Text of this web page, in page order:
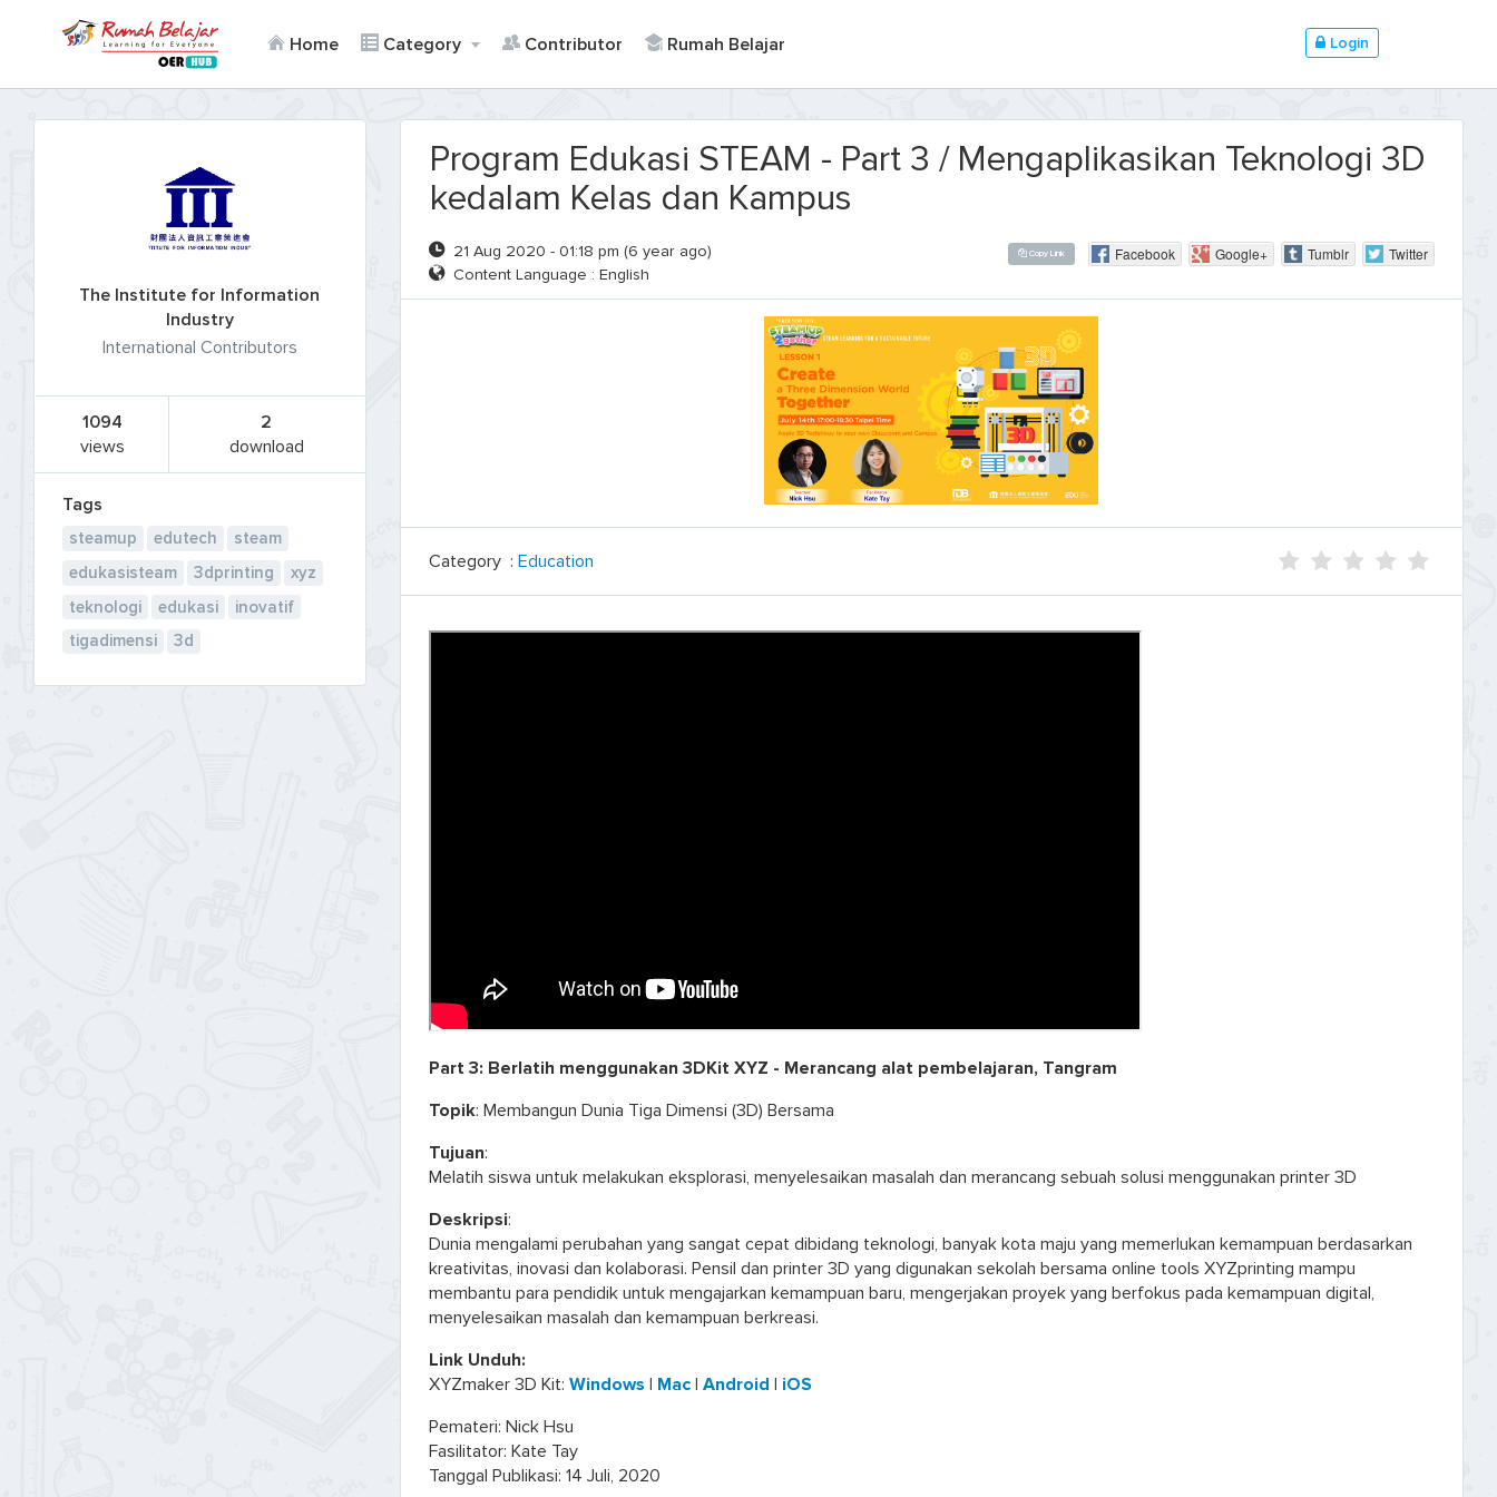
Home Category Contributor Rumah Belajar Login
The Institute for Information
Industry
International Contributors
1094
views
2
download
Tags
steamup edutech
steam
edukasisteam
3dprinting
xyz
teknologi
edukasi
inovatif
tigadimensi
3d
Program Edukasi STEAM - Part 3 / Mengaplikasikan Teknologi 3D
kedalam Kelas dan Kampus
21 Aug 2020 - 01:18 pm (6 year ago)
Content Language : English
Copy Link Facebook Google+ Tumblr Twitter
Category : Education
Part 3: Berlatih menggunakan 3DKit XYZ - Merancang alat pembelajaran, Tangram
Topik: Membangun Dunia Tiga Dimensi (3D) Bersama
Tujuan:
Melatih siswa untuk melakukan eksplorasi, menyelesaikan masalah dan merancang sebuah solusi menggunakan printer 3D
Deskripsi:
Dunia mengalami perubahan yang sangat cepat dibidang teknologi, banyak kota maju yang memerlukan kemampuan berdasarkan
kreativitas, inovasi dan kolaborasi. Pensil dan printer 3D yang digunakan sekolah bersama online tools XYZprinting mampu
membantu para pendidik untuk mengajarkan kemampuan baru, mengerjakan proyek yang berfokus pada kemampuan digital,
menyelesaikan masalah dan kemampuan berkreasi.
Link Unduh:
XYZmaker 3D Kit: Windows | Mac| Android | iOS
Pemateri: Nick Hsu
Fasilitator: Kate Tay
Tanggal Publikasi: 14 Juli, 2020